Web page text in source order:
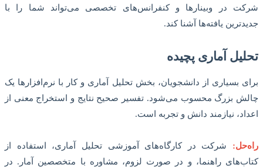
شرکت در وبینارها و کنفرانس‌های تخصصی می‌تواند شما را با
جدیدترین یافته‌ها آشنا کند.
تحلیل آماری پچیده
برای بسیاری از دانشجویان، بخش تحلیل آماری و کار با نرم‌افزارها یک
چالش بزرگ محسوب می‌شود. تفسیر صحیح نتایج و استخراج معنی از
اعداد، نیازمند دانش و تجربه است.
راه‌حل: شرکت در کارگاه‌های آموزشی تحلیل آماری، استفاده از
کتاب‌های راهنما، و در صورت لزوم، مشاوره با متخصصین آمار. در